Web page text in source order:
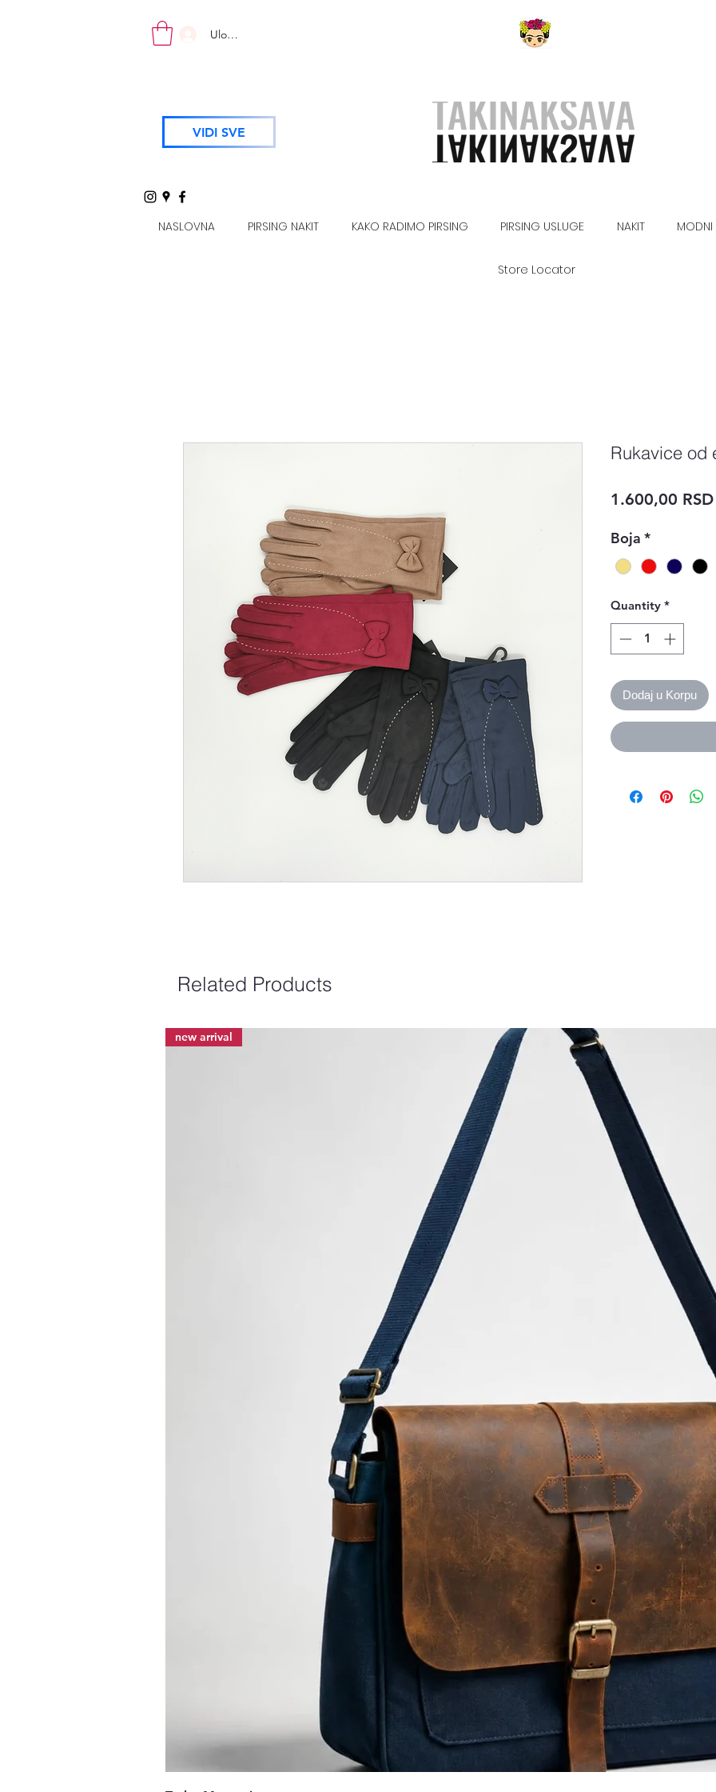
Uloguj se
VIDI SVE
NASLOVNA PIRSING NAKIT KAKO RADIMO PIRSING PIRSING USLUGE NAKIT MODNI
Store Locator
Rukavice od
1.600,00 RSD
Boja *
Quantity *
Dodaj u Korpu
Related Products
new arrival